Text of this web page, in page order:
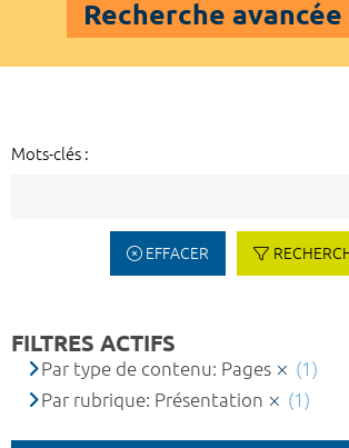
Recherche avancée
Mots-clés :
EFFACER
FILTRES ACTIFS
Par type de contenu: Pages
(1)
Par rubrique: Présentation
(1)